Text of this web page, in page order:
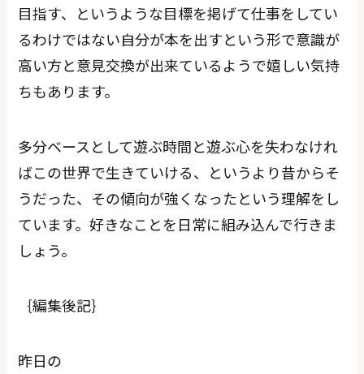
目指す、というような目標を掲げて仕事をしてい
るわけではない自分が本を出すという形で意識が
高い方と意見交換が出来ているようで嬉しい気持
ちもあります。
多分ベースとして遊ぶ時間と遊ぶ心を失わなけれ
ばこの世界で生きていける、というより昔からそ
うだった、その傾向が強くなったという理解をし
ています。好きなことを日常に組み込んで行きま
しょう。
｛編集後記｝
昨日の